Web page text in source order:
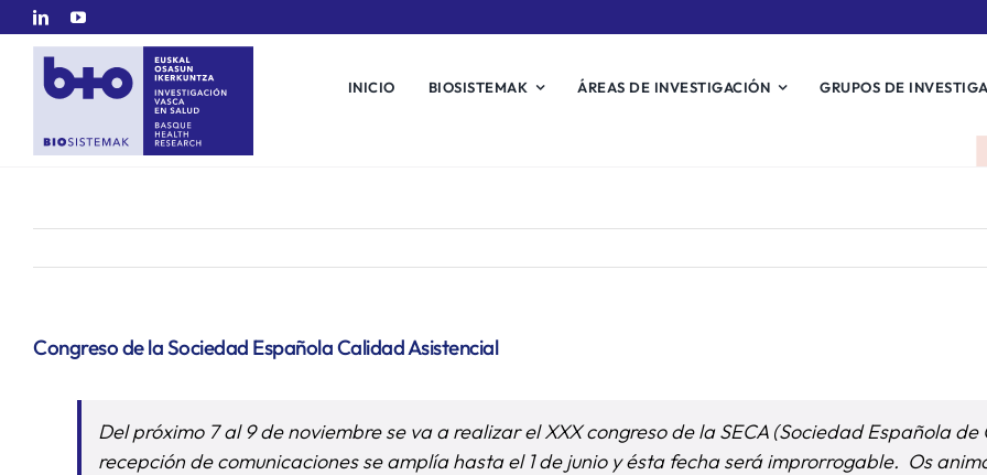
Saltar
contenido
INICIO BIOSISTEMAK ÁREAS DE INVESTIGACIÓN GRUPOS DE
Congreso de la Sociedad Española Calidad Asistencial
Del próximo 7 al 9 de noviembre se va a realizar el XXX congreso de la SECA (Sociedad Española
recepción de comunicaciones se amplía hasta el 1 de junio y ésta fecha será improrrogable. Os